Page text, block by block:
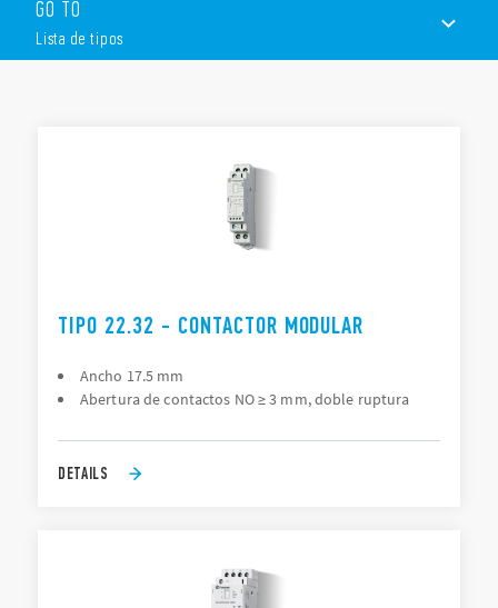
Bobinas silenciosas AC / DC
2 o 4 contactos
Montaje en carril de 35 mm
GO TO
Lista de tipos
TIPO 22.32 - CONTACTOR MODULAR
Ancho 17.5 mm
Abertura de contactos NO ≥ 3 mm, doble ruptura
DETAILS